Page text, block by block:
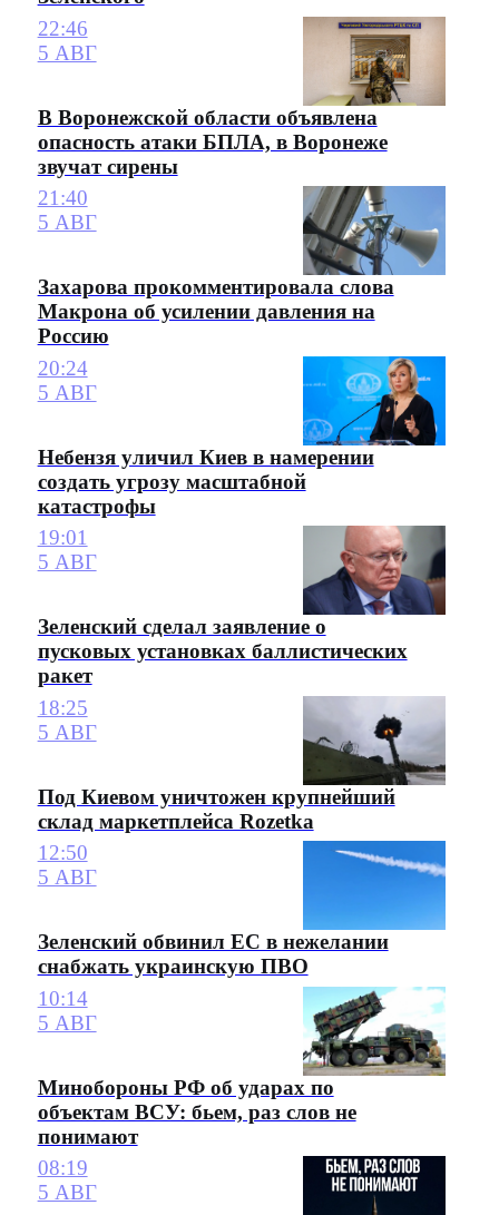
22:46
5 АВГ
В Воронежской области объявлена
опасность атаки БПЛА, в Воронеже
звучат сирены
21:40
5 АВГ
Захарова прокомментировала слова
Макрона об усилении давления на
Россию
20:24
5 АВГ
Небензя уличил Киев в намерении
создать угрозу масштабной
катастрофы
19:01
5 АВГ
Зеленский сделал заявление о
пусковых установках баллистических
ракет
18:25
5 АВГ
Под Киевом уничтожен крупнейший
склад маркетплейса Rozetka
12:50
5 АВГ
Зеленский обвинил ЕС в нежелании
снабжать украинскую ПВО
10:14
5 АВГ
Минобороны РФ об ударах по
объектам ВСУ: бьем, раз слов не
понимают
08:19
5 АВГ